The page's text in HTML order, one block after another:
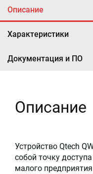
Описание
Характеристики
Документация и ПО
Описание
Устройство Qtech
собой точку
малого